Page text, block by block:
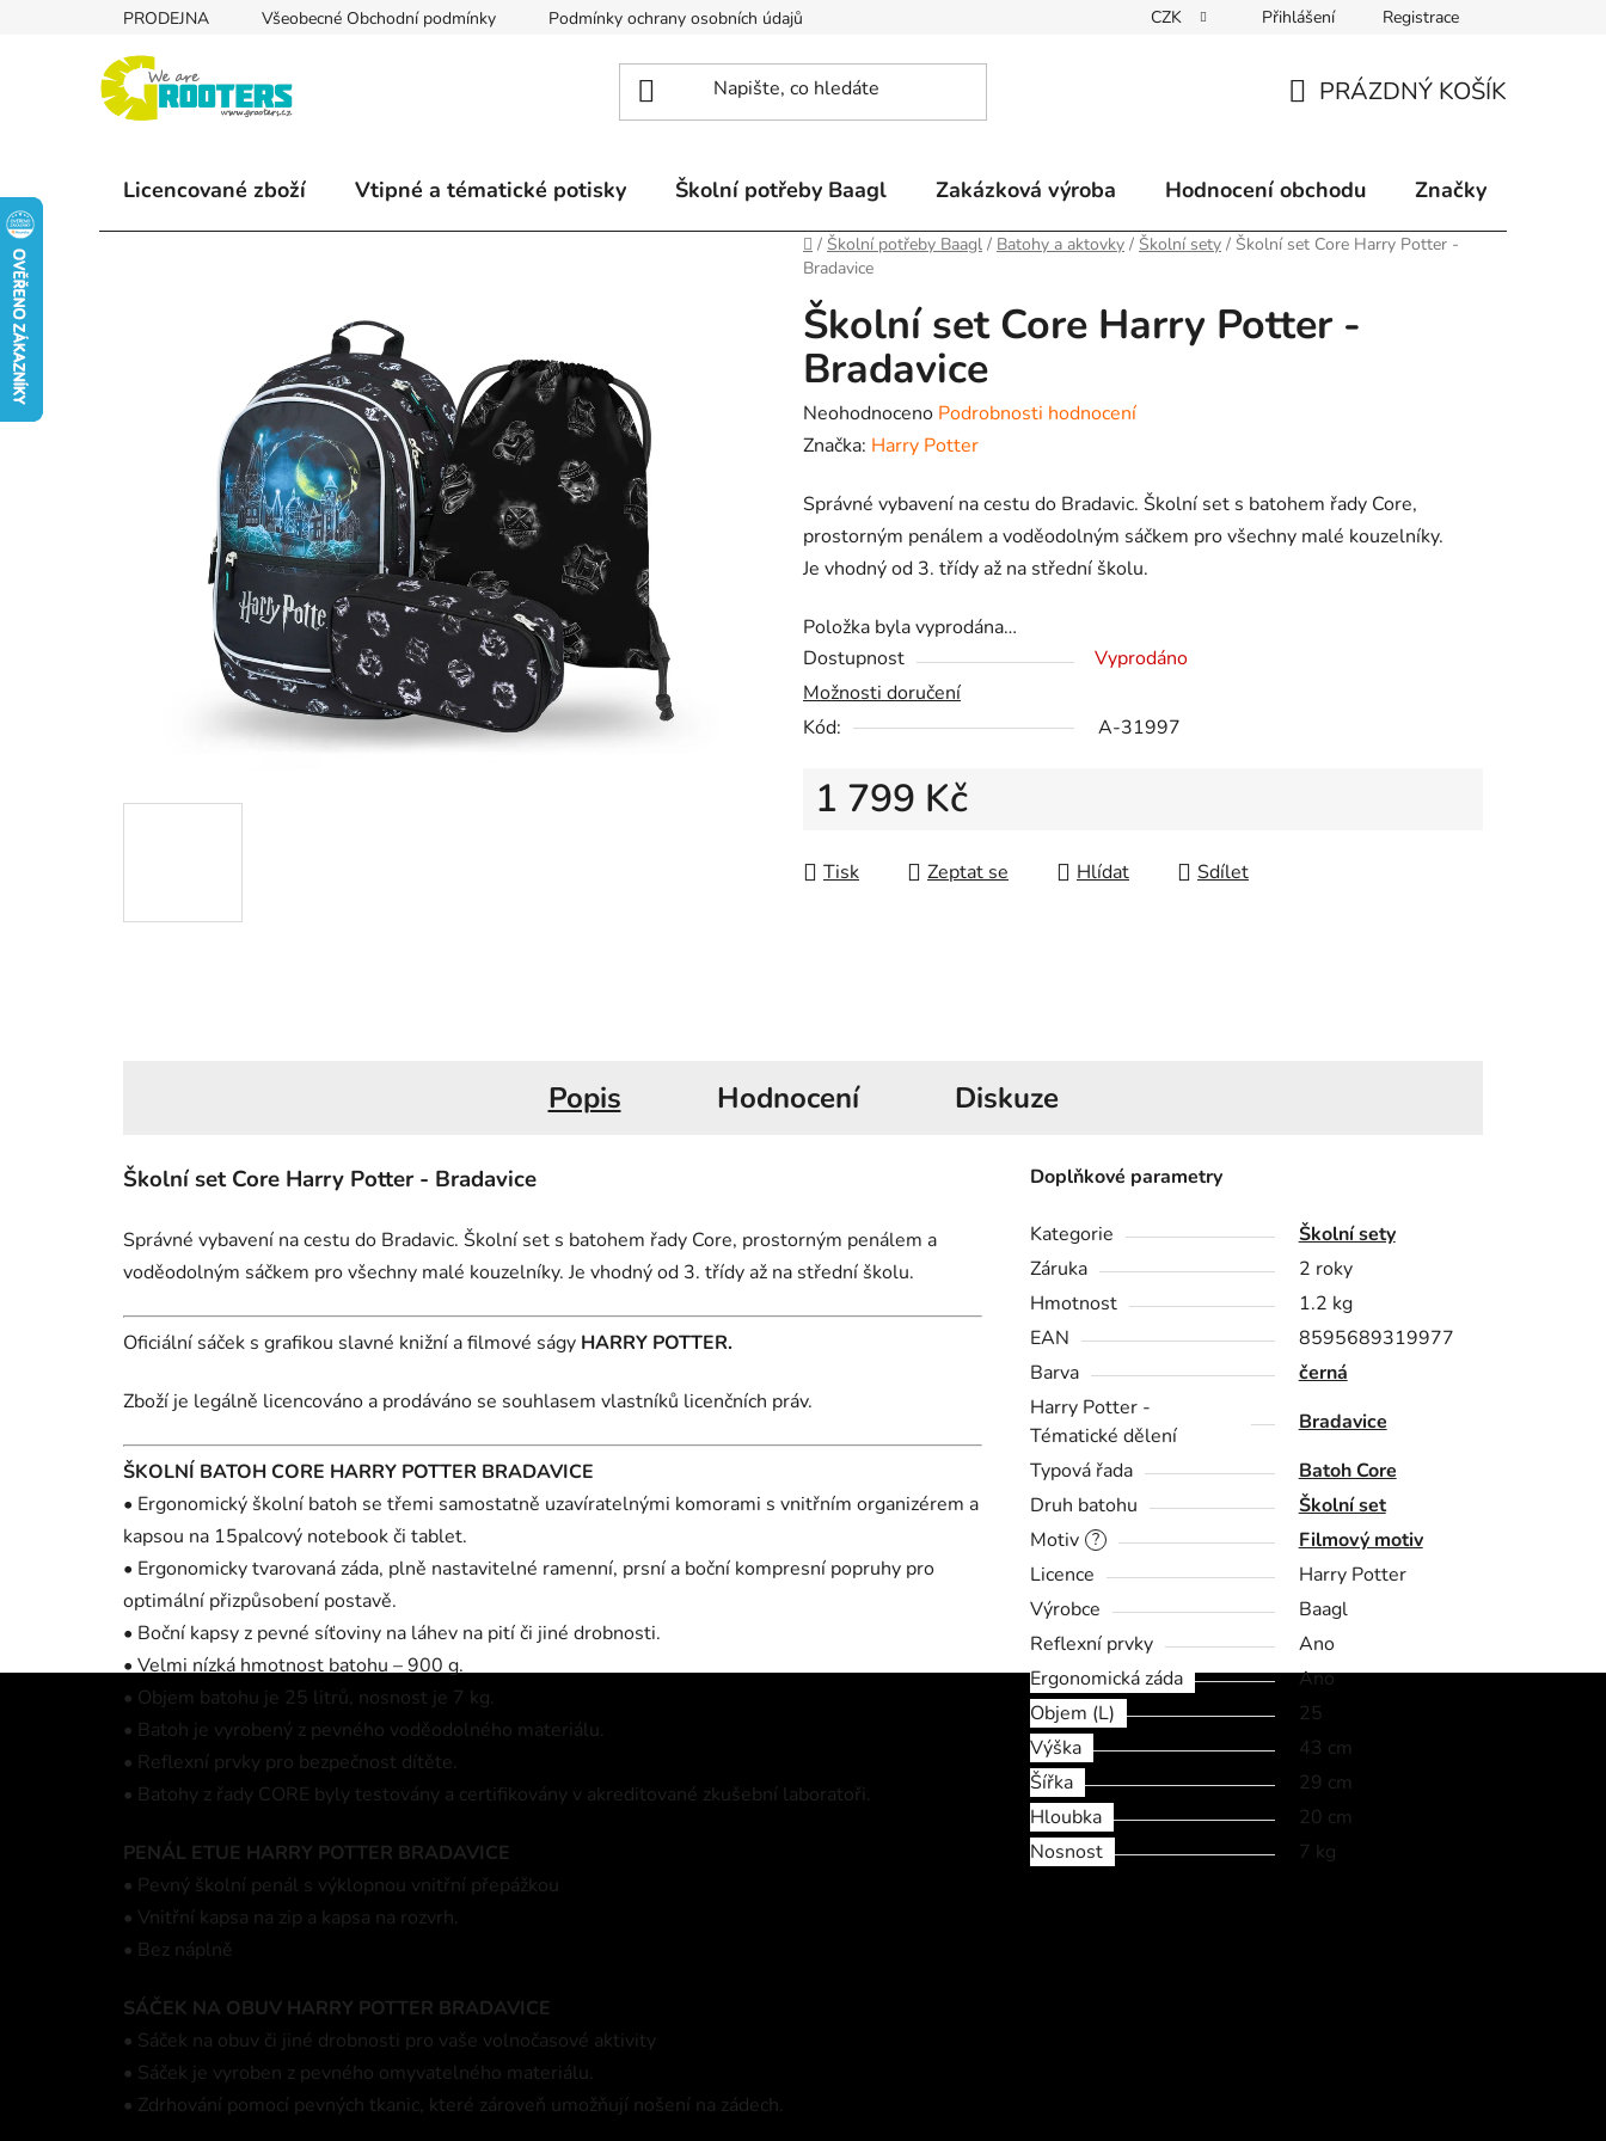
PRODEJNA Všeobecné Obchodní podmínky Podmínky ochrany osobních údajů Způsoby doručení Kontakty
CZK Přihlášení Registrace
KOŠÍK
PRÁZDNÝ KOŠÍK
Licencované zboží Vtipné a tématické potisky Školní potřeby Baagl Zakázková výroba Hodnocení obchodu Značky
Domů
/ Školní potřeby Baagl / Batohy a aktovky / Školní sety / Školní set Core Harry Potter -
Bradavice
Školní set Core Harry Potter -
Bradavice
Průměrné
hodnocení
je
0,0
z
hvězdiček.
Neohodnoceno Podrobnosti hodnocení
Značka: Harry Potter
Správné vybavení na cestu do Bradavic. Školní set s batohem řady Core,
prostorným penálem a voděodolným sáčkem pro všechny malé kouzelníky.
Je vhodný od 3. třídy až na střední školu.
Položka byla vyprodána…
Dostupnost
Vyprodáno
Možnosti doručení
Kód:
A-31997
1 799 Kč
Tisk
Zeptat se Hlídat Sdílet
Popis Hodnocení Diskuze
Školní set Core Harry Potter - Bradavice
Správné vybavení na cestu do Bradavic. Školní set s batohem řady Core, prostorným penálem a
voděodolným sáčkem pro všechny malé kouzelníky. Je vhodný od 3. třídy až na střední školu.
Oficiální sáček s grafikou slavné knižní a filmové ságy HARRY POTTER.
Zboží je legálně licencováno a prodáváno se souhlasem vlastníků licenčních práv.
ŠKOLNÍ BATOH CORE HARRY POTTER BRADAVICE
• Ergonomický školní batoh se třemi samostatně uzavíratelnými komorami s vnitřním organizérem a
kapsou na 15palcový notebook či tablet.
• Ergonomicky tvarovaná záda, plně nastavitelné ramenní, prsní a boční kompresní popruhy pro
optimální přizpůsobení postavě.
• Boční kapsy z pevné síťoviny na láhev na pití či jiné drobnosti.
• Velmi nízká hmotnost batohu – 900 g.
• Objem batohu je 25 litrů, nosnost je 7 kg.
• Batoh je vyrobený z pevného voděodolného materiálu.
• Reflexní prvky pro bezpečnost dítěte.
• Batohy z řady CORE byly testovány a certifikovány v akreditované zkušební laboratoři.
PENÁL ETUE HARRY POTTER BRADAVICE
• Pevný školní penál s výklopnou vnitřní přepážkou
• Vnitřní kapsa na zip a kapsa na rozvrh.
• Bez náplně
SÁČEK NA OBUV HARRY POTTER BRADAVICE
• Sáček na obuv či jiné drobnosti pro vaše volnočasové aktivity
• Sáček je vyroben z pevného omyvatelného materiálu.
• Zdrhování pomocí pevných tkanic, které zároveň umožňují nošení na zádech.
Doplňkové parametry
Kategorie
Školní sety
Záruka
2 roky
Hmotnost
1.2 kg
EAN
8595689319977
Barva
černá
Harry Potter -
Tématické dělení
Bradavice
Typová řada
Batoh Core
Druh batohu
Školní set
?
Motiv
Filmový motiv
Licence
Harry Potter
Výrobce
Baagl
Reflexní prvky
Ano
Ergonomická záda
Ano
Objem (L)
25
Výška
43 cm
Šířka
29 cm
Hloubka
20 cm
Nosnost
7 kg